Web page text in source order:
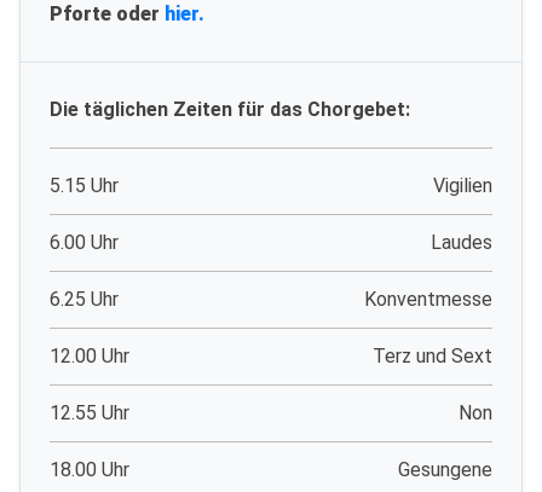
Pforte oder hier.
Die täglichen Zeiten für das Chorgebet:
5.15 Uhr Vigilien
6.00 Uhr Laudes
6.25 Uhr Konventmesse
12.00 Uhr Terz und Sext
12.55 Uhr Non
18.00 Uhr Gesungene